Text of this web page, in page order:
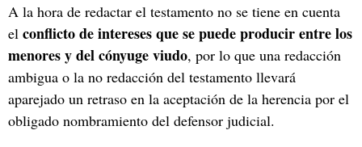
A la hora de redactar el testamento no se tiene en cuenta
el conflicto de intereses que se puede producir entre los
menores y del cónyuge viudo, por lo que una redacción
ambigua o la no redacción del testamento llevará
aparejado un retraso en la aceptación de la herencia por el
obligado nombramiento del defensor judicial.